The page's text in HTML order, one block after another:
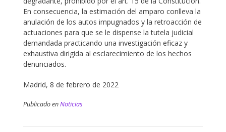
En consecuencia, la estimación del amparo conlleva la
anulación de los autos impugnados y la retroacción de
actuaciones para que se le dispense la tutela judicial
demandada practicando una investigación eficaz y
exhaustiva dirigida al esclarecimiento de los hechos
denunciados.
Madrid, 8 de febrero de 2022
Publicado enNoticias